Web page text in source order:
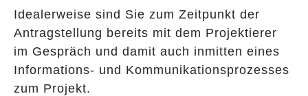
Idealerweise sind Sie zum Zeitpunkt der
Antragstellung bereits mit dem Projektierer
im Gespräch und damit auch inmitten eines
Informations- und Kommunikationsprozesses
zum Projekt.